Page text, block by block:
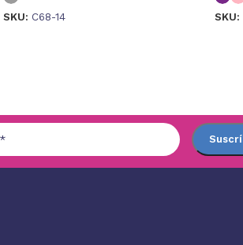
SKU: C68-14 SKU: